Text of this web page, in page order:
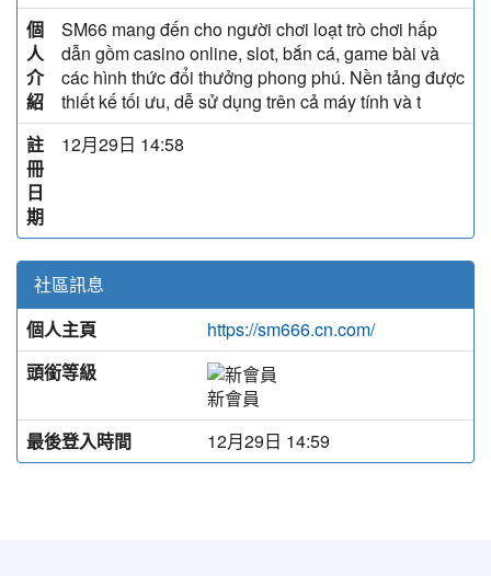
個
人
介
紹
SM66 mang đến cho người chơi loạt trò chơi hấp
dẫn gồm casino online, slot, bắn cá, game bài và
các hình thức đổi thưởng phong phú. Nền tảng được
thiết kế tối ưu, dễ sử dụng trên cả máy tính và t
註
冊
日
期
12月29日 14:58
社區訊息
個人主頁
https://sm666.cn.com/
頭銜等級
新會員
最後登入時間
12月29日 14:59